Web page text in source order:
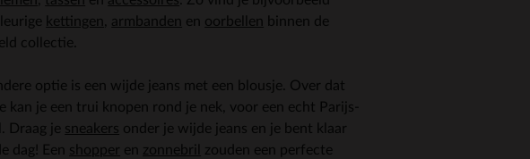
kettingen armbanden en oorbellen binnen de
collectie.
optie is een wijde jeans met een blousje. Over dat
kan je een trui knopen rond je nek, voor een echt Parijs-
Draag je sneakers onder je wijde jeans en je bent klaar
dag! Een shopper en zonnebril
zouden een perfecte